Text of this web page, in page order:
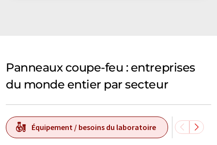
Panneaux coupe-feu : entreprises
du monde entier par secteur
Équipement / besoins du laboratoire